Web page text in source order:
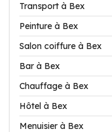
Transport à Bex
Peinture à Bex
Salon coiffure à Bex
Bar à Bex
Chauffage à Bex
Hôtel à Bex
Menuisier à Bex